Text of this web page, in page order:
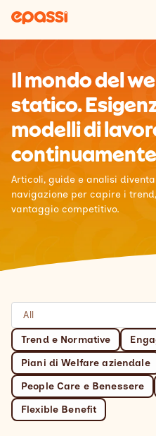
Skip to content
Epassi
Epassi Italia
Welfare
Offerta
Clienti
Contatti
Search
Italiano
Il mondo del
statico.
modelli di
Articoli, guide e analisi
navigazione per capire i
vantaggio competitivo.
Trend e Normative
Piani di Welfare aziendale
People Care e Benessere
Flexible Benefit